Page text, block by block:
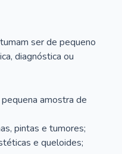
ser de pequeno
diagnóstica ou
amostra de
pintas e tumores;
e queloides;